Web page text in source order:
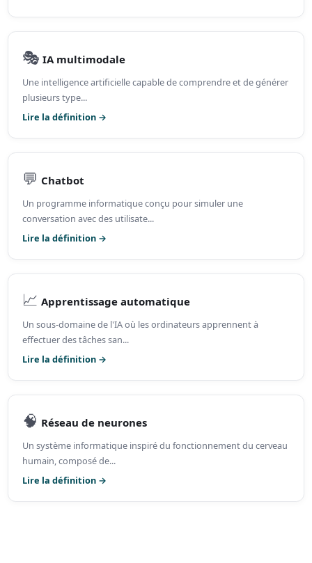
🎭 IA multimodale
Une intelligence artificielle capable de comprendre et de générer
plusieurs type...
Lire la définition →
💬 Chatbot
Un programme informatique conçu pour simuler une
conversation avec des utilisate...
Lire la définition →
📈 Apprentissage automatique
Un sous-domaine de l'IA où les ordinateurs apprennent à
effectuer des tâches san...
Lire la définition →
🧠 Réseau de neurones
Un système informatique inspiré du fonctionnement du cerveau
humain, composé de...
Lire la définition →